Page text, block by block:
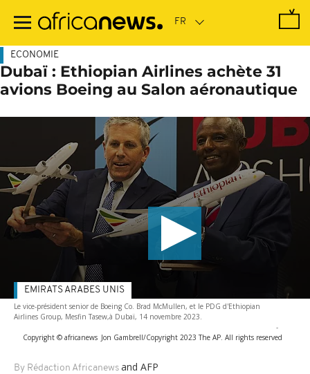
contenu
ECONOMIE
Dubaï : Ethiopian Airlines achète 31
avions Boeing au Salon aéronautique
Le vice-président senior de Boeing Co. Brad McMullen, et le PDG d'Ethiopian
Airlines Group, Mesfin Tasew,à Dubaï, 14 novembre 2023.
-
Copyright © africanews Jon Gambrell/Copyright 2023 The AP. All rights reserved
By Rédaction Africanews and AFP
EMIRATS ARABES UNIS